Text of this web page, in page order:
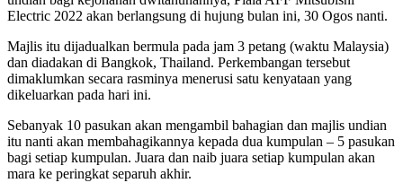
Electric 2022 akan berlangsung di hujung bulan ini, 30 Ogos nanti.
Majlis itu dijadualkan bermula pada jam 3 petang (waktu Malaysia)
dan diadakan di Bangkok, Thailand. Perkembangan tersebut
dimaklumkan secara rasminya menerusi satu kenyataan yang
dikeluarkan pada hari ini.
Sebanyak 10 pasukan akan mengambil bahagian dan majlis undian
itu nanti akan membahagikannya kepada dua kumpulan – 5 pasukan
bagi setiap kumpulan. Juara dan naib juara setiap kumpulan akan
mara ke peringkat separuh akhir.